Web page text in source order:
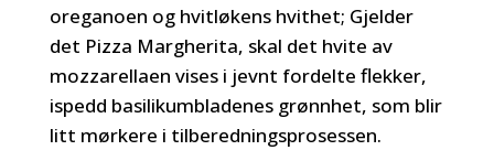
oreganoen og hvitløkens hvithet; Gjelder
det Pizza Margherita, skal det hvite av
mozzarellaen vises i jevnt fordelte flekker,
ispedd basilikumbladenes grønnhet, som blir
litt mørkere i tilberedningsprosessen.